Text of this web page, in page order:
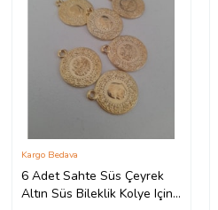
6 Adet Sahte Süs Çeyrek
Altın Süs Bileklik Kolye Için
Kargo Bedava